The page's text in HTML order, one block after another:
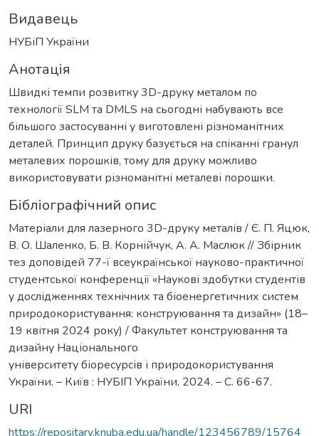
Видавець
НУБіП України
Анотація
Швидкі темпи розвитку 3D-друку металом по
технології SLM та DMLS на сьогодні набувають все
більшого застосуванні у виготовлені різноманітних
деталей. Принцип друку базується на спіканні гранул
металевих порошків, тому для друку можливо
використовувати різноманітні металеві порошки.
Бібліографічний опис
Матеріали для лазерного 3D-друку металів / Є. П. Яцюк,
В. О. Шаленко, Б. В. Корнійчук, А. А. Маслюк // Збірник
тез доповідей 77-ї всеукраїнської науково-практичної
студентської конференції «Наукові здобутки студентів
у дослідженнях технічних та біоенергетичних систем
природокористування: конструювання та дизайн» (18–
19 квітня 2024 року) / Факультет конструювання та
дизайну Національного
університету біоресурсів і природокористування
України. – Київ : НУБІП України, 2024. – С. 66-67.
URI
https://repositary.knuba.edu.ua/handle/123456789/15764